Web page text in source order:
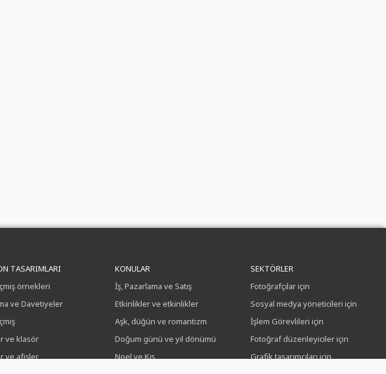
TASARIMLARI
örnekleri
ve Davetiyeler
ve klasör
ve afişler
KONULAR
İş, Pazarlama ve Satış
Etkinlikler ve etkinlikler
Aşk, düğün ve romantizm
Doğum günü ve yıl dönümü
Noel ve Kış
SEKTÖRLER
Fotoğrafçılar için
Sosyal medya yöneticileri için
İşlem Görevlileri için
Fotoğraf düzenleyiciler için
Grafik tasarımcıları için